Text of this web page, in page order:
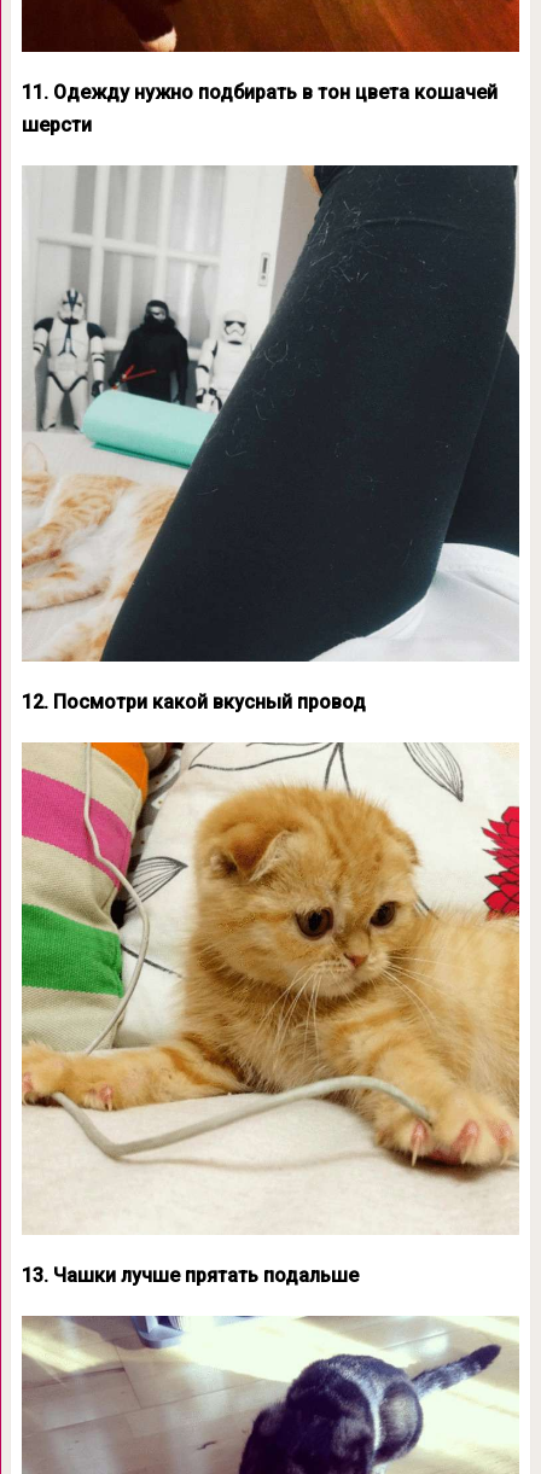
11. Одежду нужно подбирать в тон цвета кошачей
шерсти
12. Посмотри какой вкусный провод
13. Чашки лучше прятать подальше